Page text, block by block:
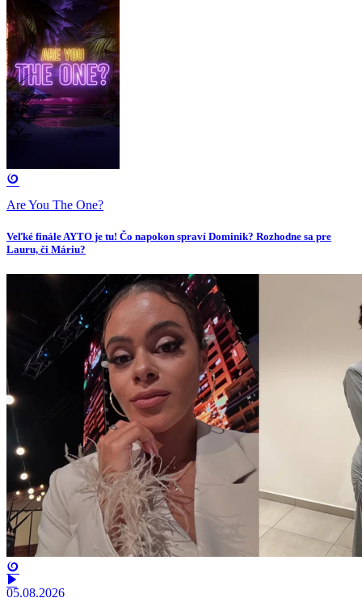
Are You The One?
Veľké finále AYTO je tu! Čo napokon spraví Dominik? Rozhodne sa pre
Lauru, či Máriu?
05.08.2026